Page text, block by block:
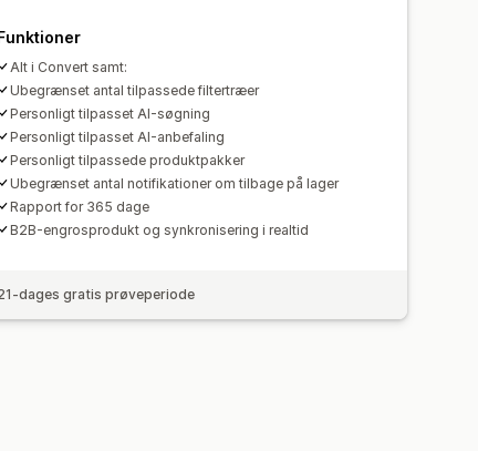
Alt i Convert samt:
Ubegrænset antal tilpassede filtertræer
Personligt tilpasset AI-søgning
Personligt tilpasset AI-anbefaling
Personligt tilpassede produktpakker
Ubegrænset antal notifikationer om tilbage på lager
Rapport for 365 dage
B2B-engrosprodukt og synkronisering i realtid
dages gratis prøveperiode